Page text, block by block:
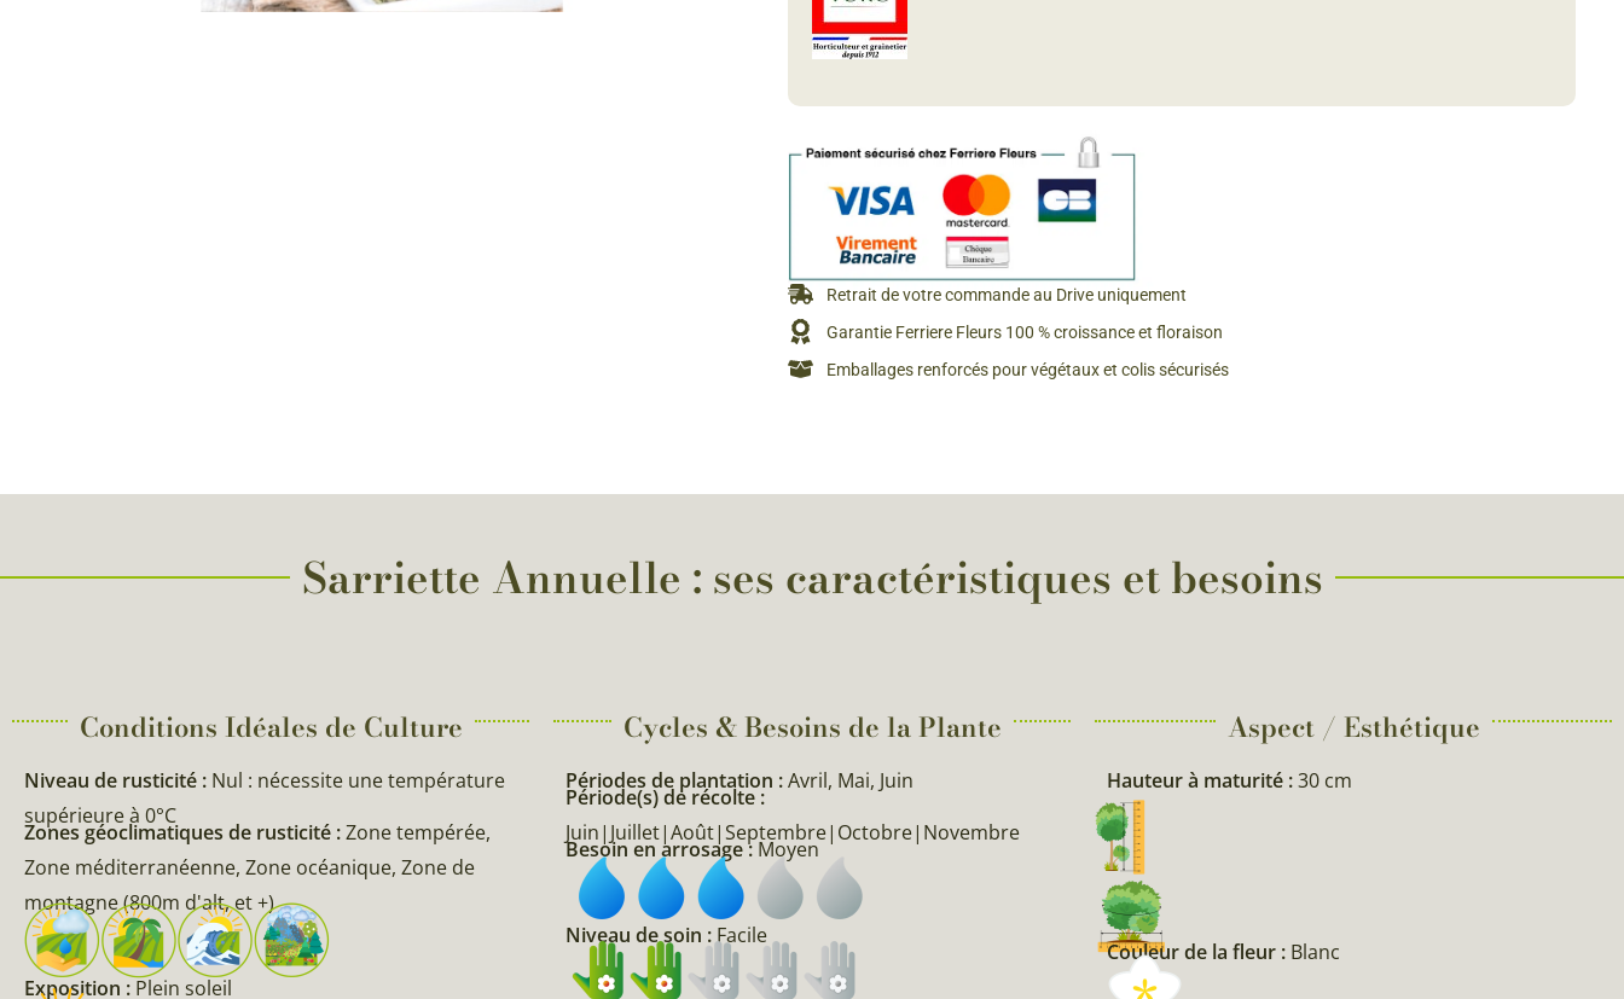
Bulbes de fleurs de A à Z
Bulbes du Potager
Retrait de votre commande au Drive uniquement
Garantie Ferriere Fleurs 100 % croissance et floraison
Emballages renforcés pour végétaux et colis sécurisés
Sarriette Annuelle : ses caractéristiques et besoins
Conditions Idéales de Culture
Niveau de rusticité : Nul : nécessite une température
supérieure à 0°C
Zones géoclimatiques de rusticité :Zone tempérée,
Zone méditerranéenne, Zone océanique, Zone de
montagne (800m d'alt, et +)
Exposition :Plein soleil
Cycles & Besoins de la Plante​
Périodes de plantation :Avril, Mai, Juin
Période(s) de récolte :
Juin|Juillet|Août|Septembre|Octobre|Novembre
Besoin en arrosage :Moyen
Niveau de soin :Facile
Aspect / Esthétique
Hauteur à maturité :30 cm
Couleur de la fleur : Blanc